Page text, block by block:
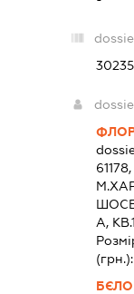
ШОСЕ
А,
(грн.):